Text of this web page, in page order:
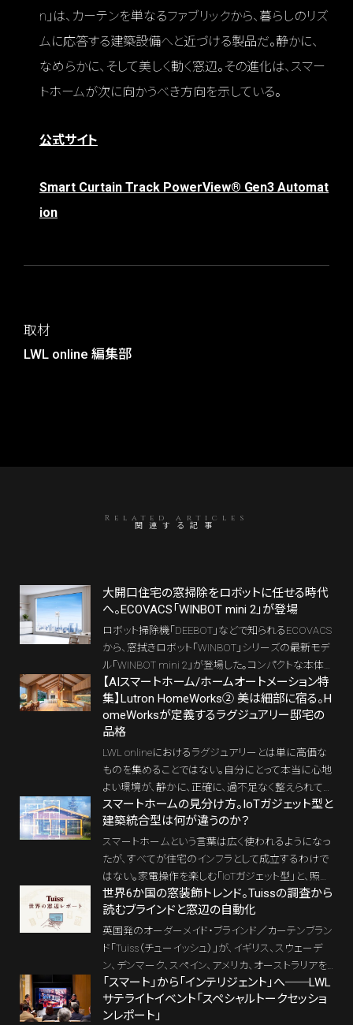
n」は、カーテンを単なるファブリックから、暮らしのリズ
ムに応答する建築設備へと近づける製品だ。静かに、
なめらかに、そして美しく動く窓辺。その進化は、スマー
トホームが次に向かうべき方向を示している。
公式サイト
Smart Curtain Track PowerView® Gen3 Automat
ion
取材
LWL online 編集部
Related articles
関連する記事
大開口住宅の窓掃除をロボットに任せる時代
へ。ECOVACS「WINBOT mini 2」が登場
ロボット掃除機「DEEBOT」などで知られるECOVACS
から、窓拭きロボット「WINBOT」シリーズの最新モデ
ル「WINBOT mini 2」が登場した。コンパクトな本体
に、窓枠近くまでアプローチする清掃性能や安全保護
システムを搭載。大開口の窓や高所のガラス面を備
えた住宅、別荘や二拠点住宅の維持管理を考えるう
えでも注目したい一台だ。
【AIスマートホーム/ホームオートメーション特
集】Lutron HomeWorks② 美は細部に宿る。H
omeWorksが定義するラグジュアリー邸宅の
品格
LWL onlineにおけるラグジュアリーとは単に高価な
ものを集めることではない。自分にとって本当に心地
よい環境が、静かに、正確に、過不足なく整えられてい
ること。そこにこそ、住まいの上質さは宿る。HomeW
orksは照明、窓まわり（ウィンドウトリートメント）、空
調を統合し、その「心地よさ」を高い精度で設計する
ためのHome OSである。洗練されたキーパッド、直感
的なアプリ、そして静かに揃って動くシェードの所作
にいたるまで、美は細部に宿る。そのことを、HomeW
orksはきわめて雄弁に物語っている。
スマートホームの見分け方。IoTガジェット型と
建築統合型は何が違うのか？
スマートホームという言葉は広く使われるようになっ
たが、すべてが住宅のインフラとして成立するわけで
はない。家電操作を楽しむ「IoTガジェット型」と、照
明、空調、シェード、AV、セキュリティを住まいの仕組
みとして統合する「建築統合型」では、目的も寿命も
設計思想も異なる。赤外線依存、クラウド依存、状態
確認、設備系プロトコル、図面化、寿命という6つの視
点から、2種類のスマートホームの見分け方を整理す
る。
世界6か国の窓装飾トレンド。Tuissの調査から
読むブラインドと窓辺の自動化
英国発のオーダーメイド・ブラインド／カーテンブラン
ド「Tuiss（チューイッシュ）」が、イギリス、スウェーデ
ン、デンマーク、スペイン、アメリカ、オーストラリアを
対象とした「世界の窓辺レポート」を発表した。6か国
の比較から浮かぶのは、窓装飾が色や素材を選ぶイ
ンテリアの一部に加え、採光、遮熱、断熱、プライバシ
「スマート」から「インテリジェント」へ──LWL
サテライトイベント「スペシャルトークセッショ
ンレポート」